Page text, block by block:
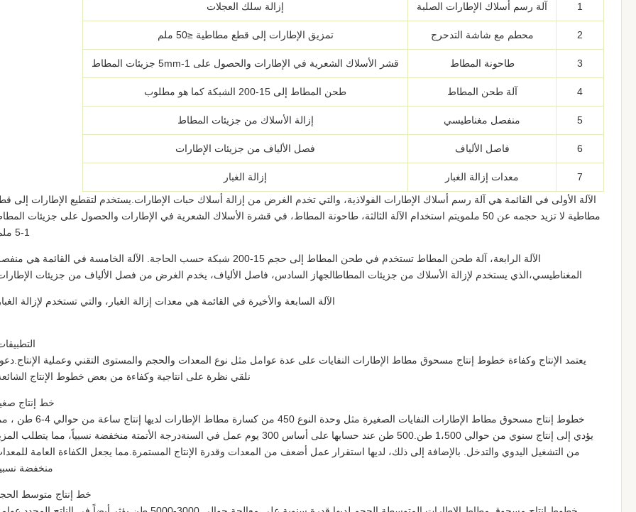
1 آلة رسم أسلاك الإطارات الصلبة إزالة سلك العجلات
2 محطم مع شاشة التدحرج تمزيق الإطارات إلى قطع مطاطية ≤50 ملم
3 طاحونة المطاط قشر الأسلاك الشعرية في الإطارات والحصول على 1-5mm جزيئات المطاط
4 آلة طحن المطاط طحن المطاط إلى 15-200 الشبكة كما هو مطلوب
5 منفصل مغناطيسي إزالة الأسلاك من جزيئات المطاط
6 فاصل الألياف فصل الألياف من جزيئات الإطارات
7 معدات إزالة الغبار
إزالة الغبار
الآلة الأولى في القائمة هي آلة رسم أسلاك الإطارات الفولاذية، والتي تخدم الغرض من إزالة أسلاك حبات الإطارات.يستخدم لتقطيع الإطارات إلى
مطاطية لا تزيد حجمه عن 50 ملمويتم استخدام الآلة الثالثة، طاحونة المطاط، في قشرة الأسلاك الشعرية في الإطارات والحصول على جزيئات
1-5 ملم.
الآلة الرابعة، آلة طحن المطاط تستخدم في طحن المطاط إلى حجم 15-200 شبكة حسب الحاجة. الآلة الخامسة في القائمة هي
المغناطيسي،الذي يستخدم لإزالة الأسلاك من جزيئات المطاطالجهاز السادس، فاصل الألياف، يخدم الغرض من فصل الألياف من جزيئات
الآلة السابعة والأخيرة في القائمة هي معدات إزالة الغبار، والتي تستخدم لإزالة الغبار.
يعتمد الإنتاج وكفاءة خطوط إنتاج مسحوق مطاط الإطارات النفايات على عدة عوامل مثل نوع المعدات والحجم والمستوى التقني وعملية
نلقي نظرة على انتاجية وكفاءة من بعض خطوط الإنتاج
خط إنتاج
خطوط إنتاج مسحوق مطاط الإطارات النفايات الصغيرة مثل وحدة النوع 450 من كسارة مطاط الإطارات لديها إنتاج
يؤدي إلى إنتاج سنوي من حوالي 1،500 طن.500 طن عند حسابها على أساس 300 يوم عمل في السنةدرجة الأتمتة منخفضة نسبياً، مما يتطلب
من التشغيل اليدوي والتدخل. بالإضافة إلى ذلك، لديها استقرار عمل أضعف من المعدات وقدرة الإنتاج المستمرة.مما يجعل الكفاءة العامة
منخفضة
خط إنتاج متوسط